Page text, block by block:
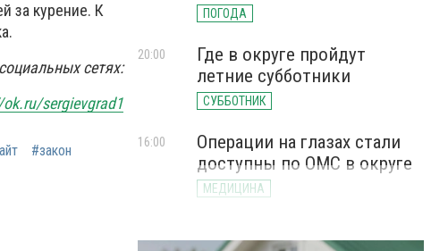
за курение. К
сетях:
sergievgrad1
#закон
ПОГОДА
Где в округе пройдут
летние субботники
СУББОТНИК
20:00
Операции на глазах стали
доступны по ОМС в округе
МЕДИЦИНА
16:00